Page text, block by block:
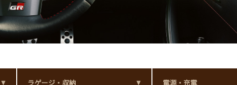
ラゲージ・収納 電源・充電